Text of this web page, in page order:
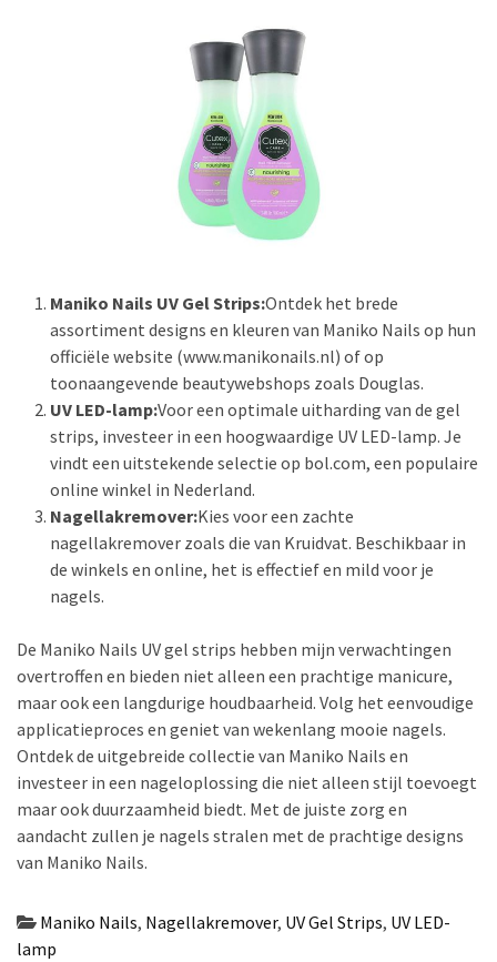
Maniko Nails UV Gel Strips:Ontdek het brede
assortiment designs en kleuren van Maniko Nails op hun
officiële website (www.manikonails.nl) of op
toonaangevende beautywebshops zoals Douglas.
UV LED-lamp:Voor een optimale uitharding van de gel
strips, investeer in een hoogwaardige UV LED-lamp. Je
vindt een uitstekende selectie op bol.com, een populaire
online winkel in Nederland.
Nagellakremover:Kies voor een zachte
nagellakremover zoals die van Kruidvat. Beschikbaar in
de winkels en online, het is effectief en mild voor je
nagels.
De Maniko Nails UV gel strips hebben mijn verwachtingen
overtroffen en bieden niet alleen een prachtige manicure,
maar ook een langdurige houdbaarheid. Volg het eenvoudige
applicatieproces en geniet van wekenlang mooie nagels.
Ontdek de uitgebreide collectie van Maniko Nails en
investeer in een nageloplossing die niet alleen stijl toevoegt
maar ook duurzaamheid biedt. Met de juiste zorg en
aandacht zullen je nagels stralen met de prachtige designs
van Maniko Nails.
Maniko Nails, Nagellakremover, UV Gel Strips, UV LED-
lamp